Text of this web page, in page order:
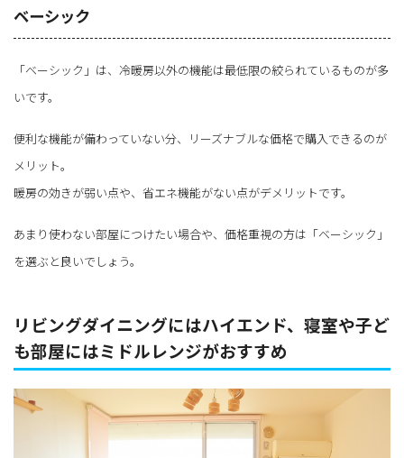
ベーシック
「ベーシック」は、冷暖房以外の機能は最低限の絞られているものが多
いです。
便利な機能が備わっていない分、リーズナブルな価格で購入できるのが
メリット。
暖房の効きが弱い点や、省エネ機能がない点がデメリットです。
あまり使わない部屋につけたい場合や、価格重視の方は「ベーシック」
を選ぶと良いでしょう。
リビングダイニングにはハイエンド、寝室や子ど
も部屋にはミドルレンジがおすすめ